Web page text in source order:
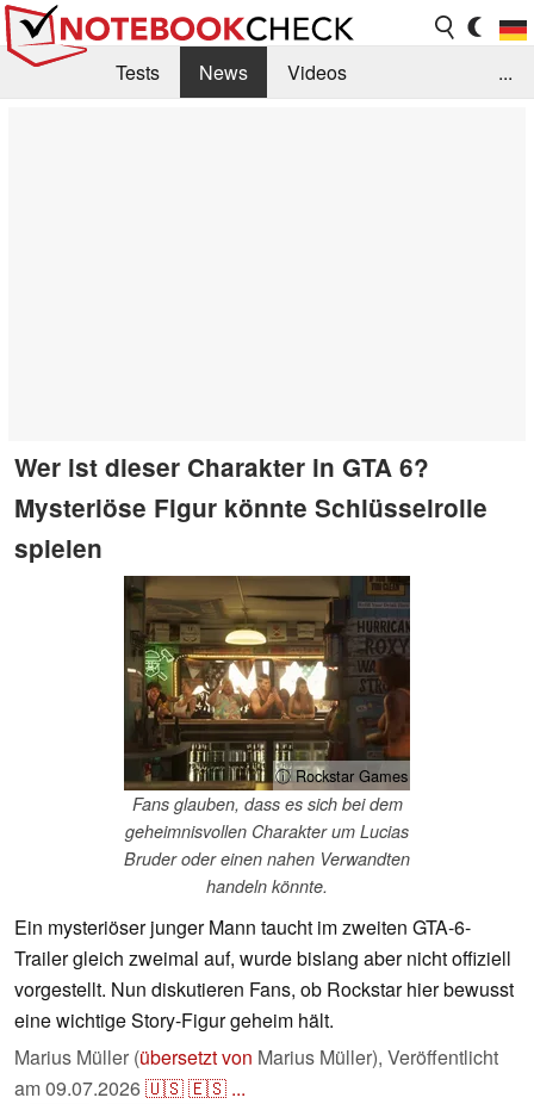
Tests News
Videos
...
Wer ist dieser Charakter in GTA 6?
Mysteriöse Figur könnte Schlüsselrolle
spielen
ⓘ Rockstar Games
Fans glauben, dass es sich bei dem
geheimnisvollen Charakter um Lucias
Bruder oder einen nahen Verwandten
handeln könnte.
Ein mysteriöser junger Mann taucht im zweiten GTA-6-
Trailer gleich zweimal auf, wurde bislang aber nicht offiziell
vorgestellt. Nun diskutieren Fans, ob Rockstar hier bewusst
eine wichtige Story-Figur geheim hält.
Marius Müller (übersetzt von Marius Müller), Veröffentlicht
am09.07.2026🇺🇸🇪🇸 ...